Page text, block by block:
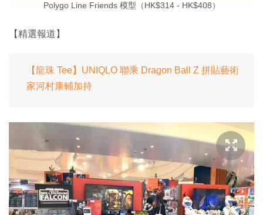
Polygo Line Friends 模型（HK$314 - HK$408）
【精選報道】
【龍珠 Tee】UNIQLO 聯乘 Dragon Ball Z 拼貼藝術
家河村康輔加持